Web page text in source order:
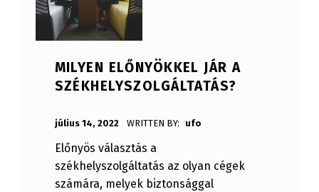
MILYEN ELŐNYÖKKEL JÁR A
SZÉKHELYSZOLGÁLTATÁS?
július 14, 2022 WRITTEN BY: ufo
Előnyös választás a
székhelyszolgáltatás az olyan cégek
számára, melyek biztonsággal